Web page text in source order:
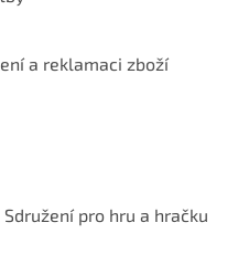
a reklamaci zboží
pro hru a hračku